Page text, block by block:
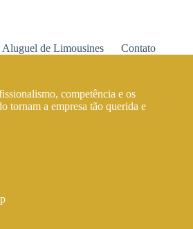
Aluguel de Limousines Contato
competência e os
tornam a empresa tão querida e